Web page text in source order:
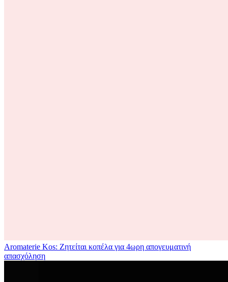
Aromaterie Kos: Ζητείται κοπέλα για 4ωρη απογευματινή
απασχόληση